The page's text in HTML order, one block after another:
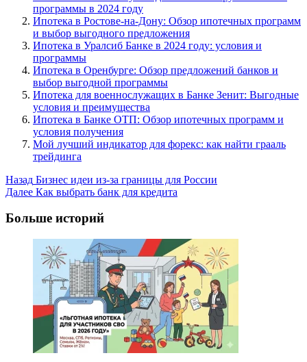
программы в 2024 году
Ипотека в Ростове-на-Дону: Обзор ипотечных программ
и выбор выгодного предложения
Ипотека в Уралсиб Банке в 2024 году: условия и
программы
Ипотека в Оренбурге: Обзор предложений банков и
выбор выгодной программы
Ипотека для военнослужащих в Банке Зенит: Выгодные
условия и преимущества
Ипотека в Банке ОТП: Обзор ипотечных программ и
условия получения
Мой лучший индикатор для форекс: как найти грааль
трейдинга
Post
Navigation
Назад Бизнес идеи из-за границы для России
Далее Как выбрать банк для кредита
Больше историй